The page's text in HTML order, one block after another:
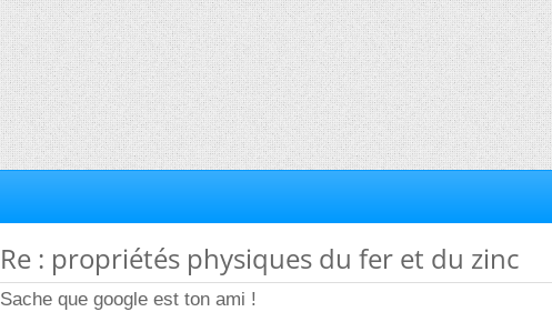
Re : propriétés physiques du fer et du zinc
Sache que google est ton ami !